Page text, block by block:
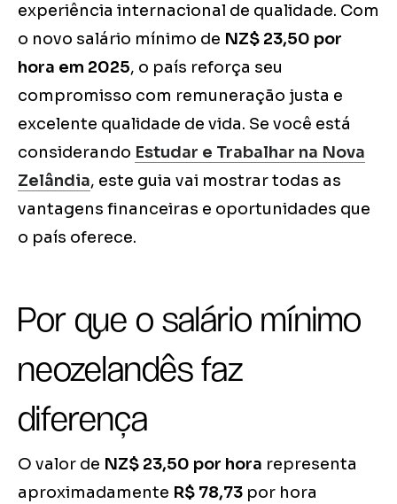
experiência internacional de qualidade. Com
o novo salário mínimo de NZ$ 23,50 por
hora em 2025, o país reforça seu
compromisso com remuneração justa e
excelente qualidade de vida. Se você está
considerando Estudar e Trabalhar na Nova
Zelândia, este guia vai mostrar todas as
vantagens financeiras e oportunidades que
o país oferece.
Por que o salário mínimo
neozelandês faz
diferença
O valor de NZ$ 23,50 por hora representa
aproximadamente R$ 78,73 por hora